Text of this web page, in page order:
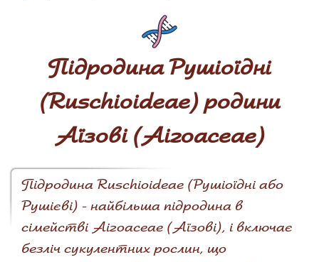
Підродина Рушіоїдні
(Ruschioideae) родини
Аїзові (Aizoaceae)
Підродина Ruschioideae (Рушіоїдні або
Рушієві) - найбільша підродина в
сімействі Aizoaceae (Аїзові), і включає
безліч сукулентних рослин, що